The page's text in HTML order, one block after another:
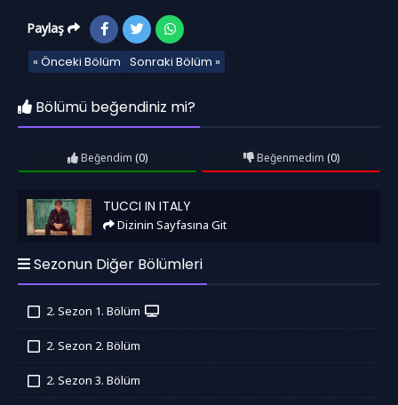
Paylaş
« Önceki Bölüm Sonraki Bölüm »
Bölümü beğendiniz mi?
Beğendim (0) Beğenmedim (0)
Tucci in Italy TUCCI IN ITALY
Dizinin Sayfasına Git
Sezonun Diğer Bölümleri
2. Sezon 1. Bölüm
2. Sezon 2. Bölüm
2. Sezon 3. Bölüm